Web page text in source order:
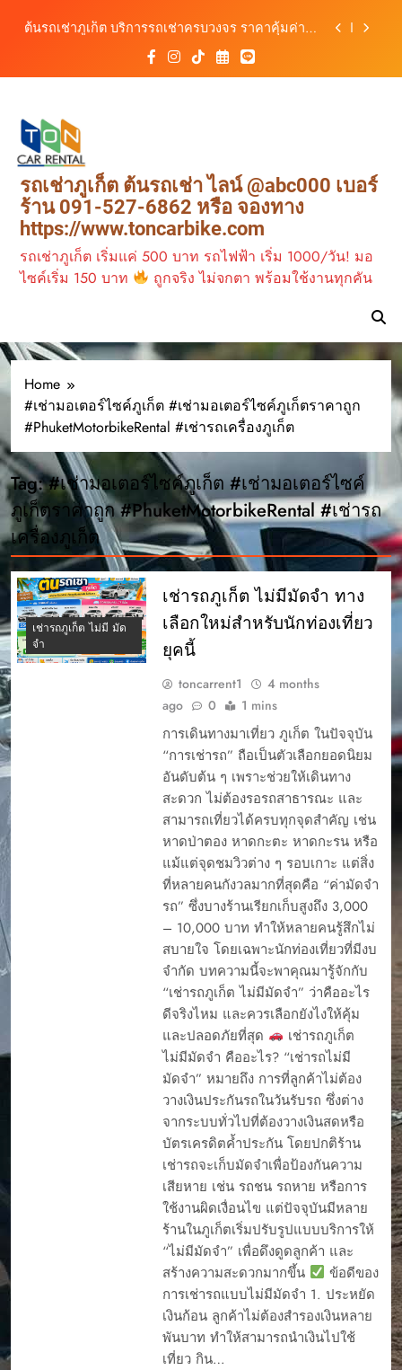
ต้นรถเช่าภูเก็ต บริการรถเช่าครบวงจร ราคาคุ้มค่า
เช่ารถมอเตอร์ไซค์ภูเก็ต กับต้นรถเช่า เดินทาง
สะดวก ราคาประหยัด เริ่มต้นเพียง 150 บาท/วัน
เลือกหลากหลาย พร้อมบริการ 24 ชั่วโมง
วิเคราะห์ตลาดรถเช่าภูเก็ต 3 เดือนข้างหน้า:
สิงหาคม–ตุลาคม 2569
ต้นรถเช่าภูเก็ต บริการรถเช่าครบวงจร ราคาคุ้มค่า
เดินทางสะดวกทุกเส้นทาง
เช่ารถมอเตอร์ไซค์ภูเก็ต กับต้นรถเช่า เดินทาง
สะดวก ราคาประหยัด เริ่มต้นเพียง 150 บาท/วัน
รถเช่าภูเก็ต ต้นรถเช่า ไลน์ @abc000 เบอร์
ร้าน 091-527-6862 หรือ จองทาง
https://www.toncarbike.com
รถเช่าภูเก็ต เริ่มแค่ 500 บาท รถไฟฟ้า เริ่ม 1000/วัน! มอ
ไซค์เริ่ม 150 บาท
ถูกจริง ไม่จกตา พร้อมใช้งานทุกคัน
Home
#เช่ามอเตอร์ไซค์ภูเก็ต #เช่ามอเตอร์ไซค์ภูเก็ตราคาถูก
#PhuketMotorbikeRental #เช่ารถเครื่องภูเก็ต
Tag:#เช่ามอเตอร์ไซค์ภูเก็ต #เช่ามอเตอร์ไซค์
ภูเก็ตราคาถูก #PhuketMotorbikeRental #เช่ารถ
เครื่องภูเก็ต
เช่ารถภูเก็ต ไม่มี มัด
จํา
เช่ารถภูเก็ต ไม่มีมัดจำ ทาง
เลือกใหม่สำหรับนักท่องเที่ยว
ยุคนี้
toncarrent1
4 months
ago
0 1 mins
การเดินทางมาเที่ยว ภูเก็ต ในปัจจุบัน
“การเช่ารถ” ถือเป็นตัวเลือกยอดนิยม
อันดับต้น ๆ เพราะช่วยให้เดินทาง
สะดวก ไม่ต้องรอรถสาธารณะ และ
สามารถเที่ยวได้ครบทุกจุดสำคัญ เช่น
หาดป่าตอง หาดกะตะ หาดกะรน หรือ
แม้แต่จุดชมวิวต่าง ๆ รอบเกาะ แต่สิ่ง
ที่หลายคนกังวลมากที่สุดคือ “ค่ามัดจำ
รถ” ซึ่งบางร้านเรียกเก็บสูงถึง 3,000
– 10,000 บาท ทำให้หลายคนรู้สึกไม่
สบายใจ โดยเฉพาะนักท่องเที่ยวที่มีงบ
จำกัด บทความนี้จะพาคุณมารู้จักกับ
“เช่ารถภูเก็ต ไม่มีมัดจำ” ว่าคืออะไร
ดีจริงไหม และควรเลือกยังไงให้คุ้ม
และปลอดภัยที่สุด
เช่ารถภูเก็ต
ไม่มีมัดจำ คืออะไร? “เช่ารถไม่มี
มัดจำ” หมายถึง การที่ลูกค้าไม่ต้อง
วางเงินประกันรถในวันรับรถ ซึ่งต่าง
จากระบบทั่วไปที่ต้องวางเงินสดหรือ
บัตรเครดิตค้ำประกัน โดยปกติร้าน
เช่ารถจะเก็บมัดจำเพื่อป้องกันความ
เสียหาย เช่น รถชน รถหาย หรือการ
ใช้งานผิดเงื่อนไข แต่ปัจจุบันมีหลาย
ร้านในภูเก็ตเริ่มปรับรูปแบบบริการให้
“ไม่มีมัดจำ” เพื่อดึงดูดลูกค้า และ
สร้างความสะดวกมากขึ้น
ข้อดีของ
การเช่ารถแบบไม่มีมัดจำ 1. ประหยัด
เงินก้อน ลูกค้าไม่ต้องสำรองเงินหลาย
พันบาท ทำให้สามารถนำเงินไปใช้
เที่ยว กิน…